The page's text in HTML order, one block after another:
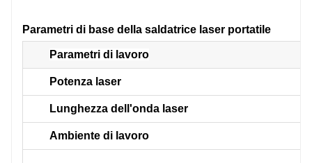
Parametri di base della saldatrice laser portatile
Parametri di lavoro
Potenza laser
Lunghezza dell'onda laser
Ambiente di lavoro